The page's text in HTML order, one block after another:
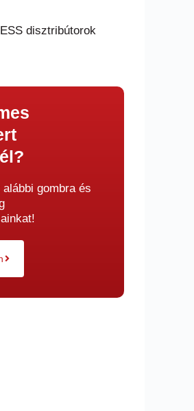
disztribútorok
gombra és